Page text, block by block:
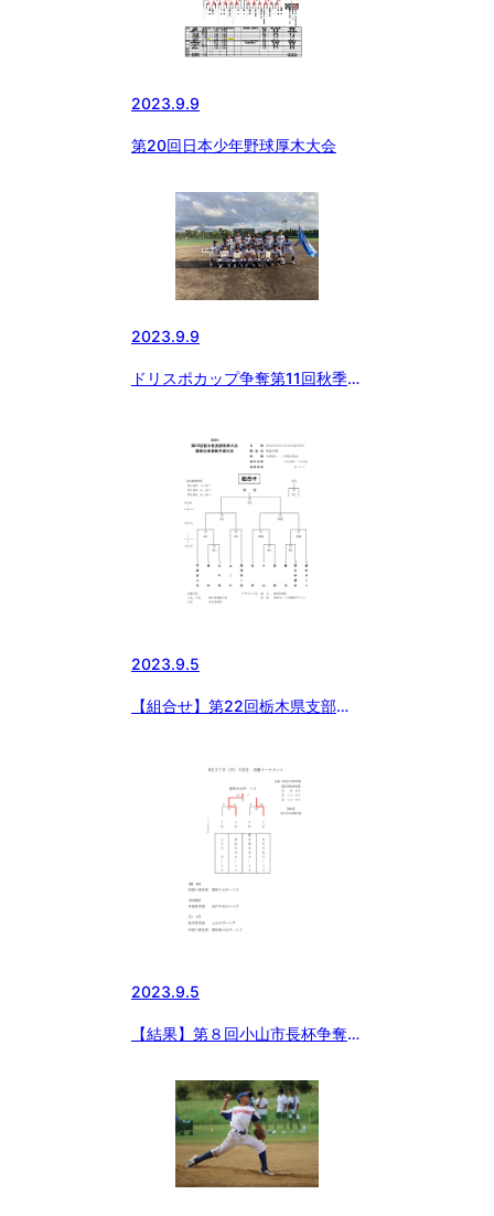
2023.9.9
第20回日本少年野球厚木大会
2023.9.9
ドリスポカップ争奪第11回秋季北
2023.9.5
【組合せ】第22回栃木県支部秋
2023.9.5
【結果】第８回小山市長杯争奪中